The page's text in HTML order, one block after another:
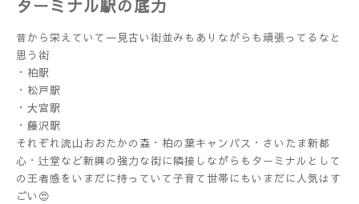
ターミナル駅の底力
昔から栄えていて一見古い街並みもありながらも頑張ってるなと
思う街
・柏駅
・松戸駅
・大宮駅
・藤沢駅
それぞれ流山おおたかの森・柏の葉キャンパス・さいたま新都
心・辻堂など新興の強力な街に隣接しながらもターミナルとして
の王者感をいまだに持っていて子育て世帯にもいまだに人気はす
ごい😍